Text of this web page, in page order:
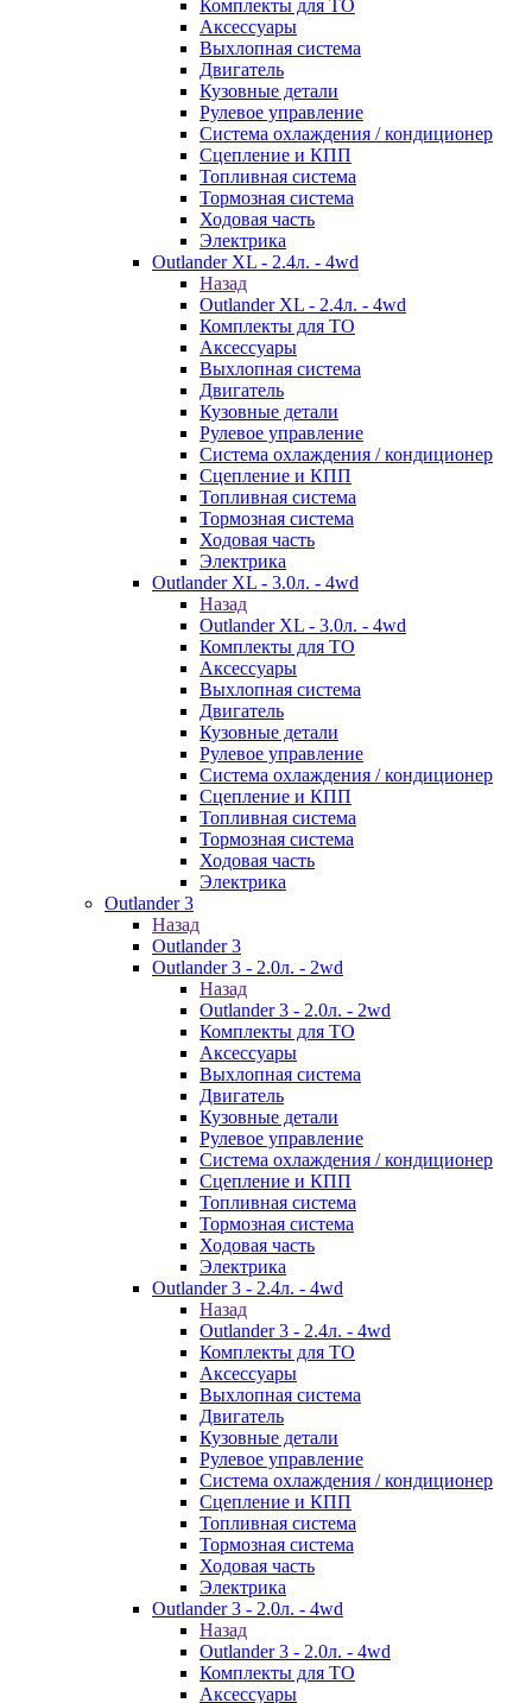
Комплекты для ТО
Аксессуары
Выхлопная система
Двигатель
Кузовные детали
Рулевое управление
Система охлаждения / кондиционер
Сцепление и КПП
Топливная система
Тормозная система
Ходовая часть
Электрика
Outlander XL - 2.4л. - 4wd
Назад
Outlander XL - 2.4л. - 4wd
Комплекты для ТО
Аксессуары
Выхлопная система
Двигатель
Кузовные детали
Рулевое управление
Система охлаждения / кондиционер
Сцепление и КПП
Топливная система
Тормозная система
Ходовая часть
Электрика
Outlander XL - 3.0л. - 4wd
Назад
Outlander XL - 3.0л. - 4wd
Комплекты для ТО
Аксессуары
Выхлопная система
Двигатель
Кузовные детали
Рулевое управление
Система охлаждения / кондиционер
Сцепление и КПП
Топливная система
Тормозная система
Ходовая часть
Электрика
Outlander 3
Назад
Outlander 3
Outlander 3 - 2.0л. - 2wd
Назад
Outlander 3 - 2.0л. - 2wd
Комплекты для ТО
Аксессуары
Выхлопная система
Двигатель
Кузовные детали
Рулевое управление
Система охлаждения / кондиционер
Сцепление и КПП
Топливная система
Тормозная система
Ходовая часть
Электрика
Outlander 3 - 2.4л. - 4wd
Назад
Outlander 3 - 2.4л. - 4wd
Комплекты для ТО
Аксессуары
Выхлопная система
Двигатель
Кузовные детали
Рулевое управление
Система охлаждения / кондиционер
Сцепление и КПП
Топливная система
Тормозная система
Ходовая часть
Электрика
Outlander 3 - 2.0л. - 4wd
Назад
Outlander 3 - 2.0л. - 4wd
Комплекты для ТО
Аксессуары